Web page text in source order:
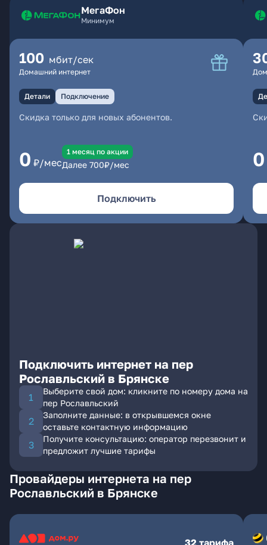
МегаФон
Минимум
100 мбит/сек
Домашний интернет
Детали Подключение
Скидка только для новых абонентов.
0 ₽/мес
1 месяц по акции
Далее 700₽/мес
Подключить
0
Подключить интернет на пер
Рославльский в Брянске
Выберите свой дом: кликните по номеру дома на
пер Рославльский
Заполните данные: в открывшемся окне
оставьте контактную информацию
Получите консультацию: оператор перезвонит и
предложит лучшие тарифы
Провайдеры интернета на пер
Рославльский в Брянске
32 тарифа